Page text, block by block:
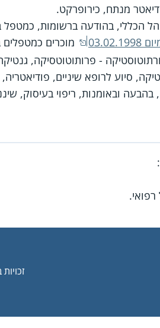
מנתח, כירופרקט.
הכללי, בהודעה ברשומות, כמטפל
מוכרים
- פרותוטוטסיקה,
סיוע לרופא שיניים,
בהבעה ובאומנות, ריפוי בעיסוק,